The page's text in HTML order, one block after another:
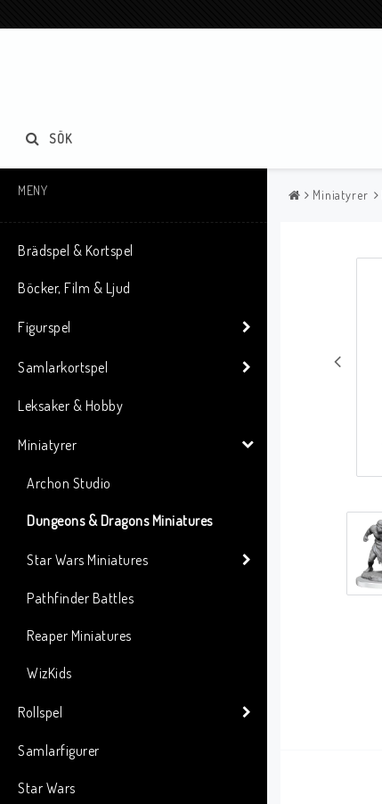
SÖK
MENY
Brädspel & Kortspel
Böcker, Film & Ljud
Figurspel
Samlarkortspel
Leksaker & Hobby
Miniatyrer
Archon Studio
Dungeons & Dragons Miniatures
Star Wars Miniatures
Pathfinder Battles
Reaper Miniatures
WizKids
Rollspel
Samlarfigurer
Star Wars
Miniatyrer